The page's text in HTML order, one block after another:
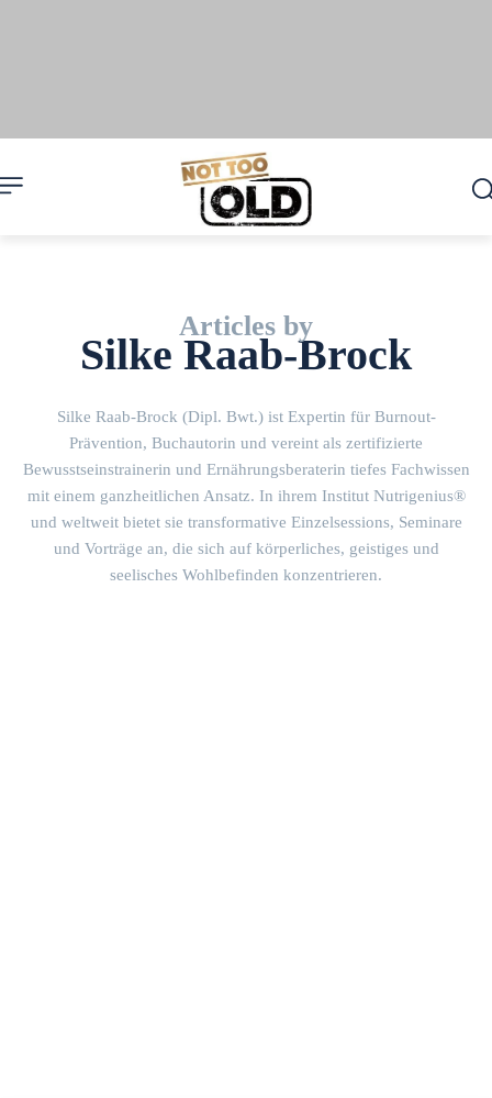
Articles by
Silke Raab-Brock
Silke Raab-Brock (Dipl. Bwt.) ist Expertin für Burnout-
Prävention, Buchautorin und vereint als zertifizierte
Bewusstseinstrainerin und Ernährungsberaterin tiefes Fachwissen
mit einem ganzheitlichen Ansatz. In ihrem Institut Nutrigenius®
und weltweit bietet sie transformative Einzelsessions, Seminare
und Vorträge an, die sich auf körperliches, geistiges und
seelisches Wohlbefinden konzentrieren.